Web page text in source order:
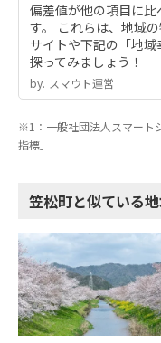
偏差値が他の項目に
す。 これらは、地域
サイトや下記の「地
探ってみましょう！
by.︎ スマウト運営
※1：一般社団法人スマート
指標」
笠松町と似ている